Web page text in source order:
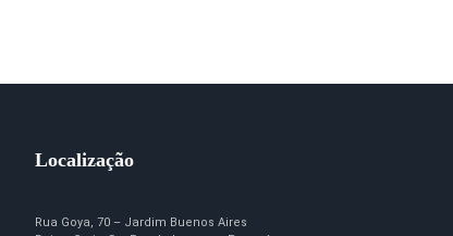
Localização
Rua Goya, 70 – Jardim Buenos Aires